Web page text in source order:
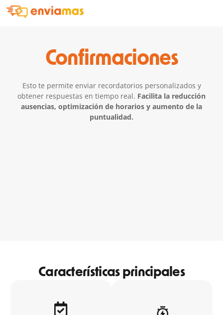
Confirmaciones
Esto te permite enviar recordatorios personalizados y
obtener respuestas en tiempo real. Facilita la reducción
ausencias, optimización de horarios y aumento de la
puntualidad.
Características principales